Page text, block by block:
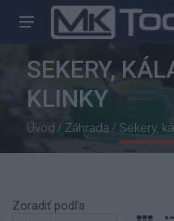
SEKERY,
KLINKY
Úvod / Záhrada / Sekery,
Zoradiť podľa